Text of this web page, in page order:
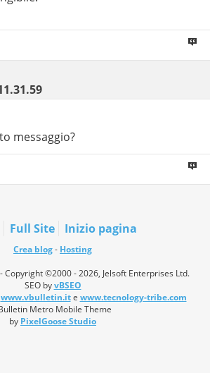
messaggio?
Full Site Inizio pagina
Crea blog- Hosting
Copyright ©2000 - 2026, Jelsoft Enterprises Ltd.
SEO byvBSEO
www.vbulletin.ite www.tecnology-tribe.com
Metro Mobile Theme
by PixelGoose Studio